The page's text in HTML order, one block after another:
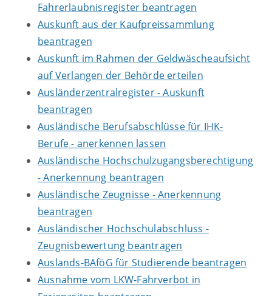
Fahrerlaubnisregister beantragen
Auskunft aus der Kaufpreissammlung
beantragen
Auskunft im Rahmen der Geldwäscheaufsicht
auf Verlangen der Behörde erteilen
Ausländerzentralregister - Auskunft
beantragen
Ausländische Berufsabschlüsse für IHK-
Berufe - anerkennen lassen
Ausländische Hochschulzugangsberechtigung
- Anerkennung beantragen
Ausländische Zeugnisse - Anerkennung
beantragen
Ausländischer Hochschulabschluss -
Zeugnisbewertung beantragen
Auslands-BAföG für Studierende beantragen
Ausnahme vom LKW-Fahrverbot in